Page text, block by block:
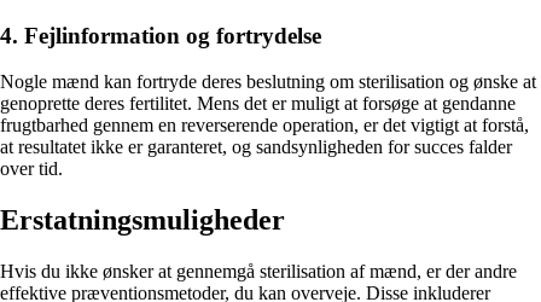
4. Fejlinformation og fortrydelse
Nogle mænd kan fortryde deres beslutning om sterilisation og ønske at
genoprette deres fertilitet. Mens det er muligt at forsøge at gendanne
frugtbarhed gennem en reverserende operation, er det vigtigt at forstå,
at resultatet ikke er garanteret, og sandsynligheden for succes falder
over tid.
Erstatningsmuligheder
Hvis du ikke ønsker at gennemgå sterilisation af mænd, er der andre
effektive præventionsmetoder, du kan overveje. Disse inkluderer